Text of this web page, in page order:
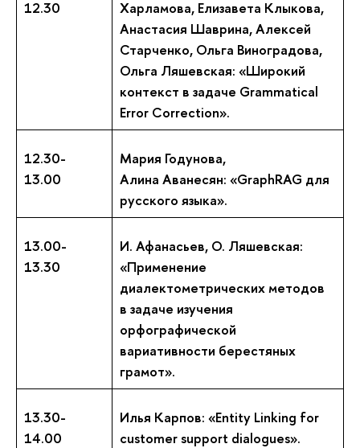
12.30
Харламова, Елизавета Клыкова,
Анастасия Шаврина, Алексей
Старченко, Ольга Виноградова,
Ольга Ляшевская: «Широкий
контекст в задаче Grammatical
Error Correction».
12.30-
13.00
Мария Годунова,
Алина Аванесян: «GraphRAG для
русского языка».
13.00-
13.30
И. Афанасьев, О. Ляшевская:
«Применение
диалектометрических методов
в задаче изучения
орфографической
вариативности берестяных
грамот».
13.30-
14.00
Илья Карпов: «Entity Linking for
customer support dialogues».